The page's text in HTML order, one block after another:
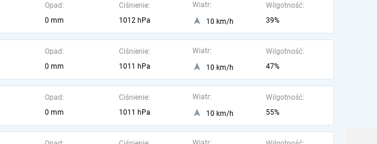
Opad:
0 mm
Ciśnienie:
1012 hPa
Wiatr:
10 km/h
Wilgotność:
39%
Opad:
0 mm
Ciśnienie:
1011 hPa
Wiatr:
10 km/h
Wilgotność:
47%
Opad:
0 mm
Ciśnienie:
1011 hPa
Wiatr:
10 km/h
Wilgotność:
55%